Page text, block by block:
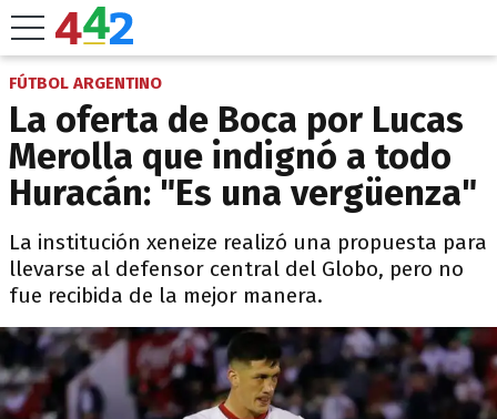
FÚTBOL ARGENTINO
La oferta de Boca por Lucas
Merolla que indignó a todo
Huracán: "Es una vergüenza"
La institución xeneize realizó una propuesta para
llevarse al defensor central del Globo, pero no
fue recibida de la mejor manera.